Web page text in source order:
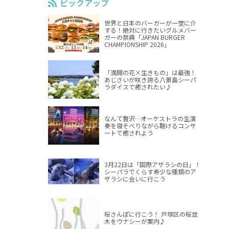
ピックアップ
世界と日本のバーガーが一堂に介
する！絶対に行きたいグルメバー
ガーの祭典「JAPAN BURGER
CHAMPIONSHIP 2026」
「満開の花×生きもの」は最強！
あじさいが咲き誇る八景島シーパ
ラダイスで癒されたい♪
なんて贅沢…オーケストラの生演
奏を寝そべりながら聴けるコンサ
ートで癒されよう
3月22日は「国際アザラシの日」！
シーパラでくらす希少な種類のア
ザラシに会いに行こう
桜さんぽに行こう！ 戸塚区の桜並
木をウナシーが案内♪